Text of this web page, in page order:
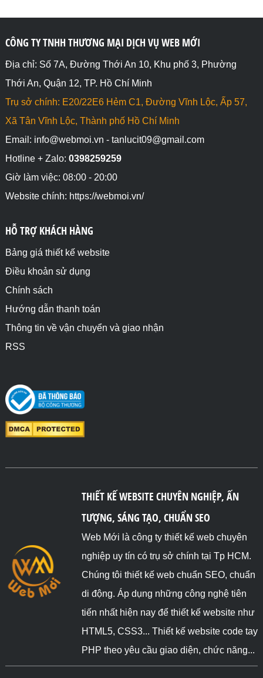
document.getElementById("ulid").firstChild.outerHTM
//alert(valueulhtml);
document.getElementById("ulhtml").innerHTML =
valueulhtml;
lor = "red";
let valuephtml =
document.getElementById("divp").firstChild.innerHTM
document.getElementById("phtml").innerHTML =
// firstChild input đầu tiên
let inputvalue =
document.getElementById("divinput").firstChild.valu
e;
// Khoảng trắng đầu tiên
document.getElementById("divkt").firstChild.nodeVal
document.getElementById("kthtml").innerHTML =
khoangtrang;
// firstChild chú thích đầu tiên
let chuthichhtml =
eValue;
document.getElementById("cthichhtml").innerHTML =
chuthichhtml;
</html>
CÔNG TY TNHH THƯƠNG MẠI DỊCH VỤ WEB MỚI
Địa chỉ: Số 7A, Đường Thới An 10, Khu phố 3, Phường
Thới An, Quận 12, TP. Hồ Chí Minh
Trụ sở chính: E20/22E6 Hẻm C1, Đường Vĩnh Lộc, Ấp 57,
Xã Tân Vĩnh Lộc, Thành phố Hồ Chí Minh
Email: info@webmoi.vn - tanlucit09@gmail.com
Hotline + Zalo: 0398259259
Giờ làm việc: 08:00 - 20:00
Website chính: https://webmoi.vn/
HỖ TRỢ KHÁCH HÀNG
Bảng giá thiết kế website
Điều khoản sử dụng
Chính sách
Hướng dẫn thanh toán
Thông tin về vận chuyển và giao nhận
RSS
THIẾT KẾ WEBSITE CHUYÊN NGHIỆP, ẤN
TƯỢNG, SÁNG TẠO, CHUẨN SEO
Web Mới là công ty thiết kế web chuyên
nghiệp uy tín có trụ sở chính tại Tp HCM.
Chúng tôi thiết kế web chuẩn SEO, chuẩn
di động. Áp dụng những công nghệ tiên
tiến nhất hiện nay để thiết kế website như
HTML5, CSS3... Thiết kế website code tay
PHP theo yêu cầu giao diện, chức năng...